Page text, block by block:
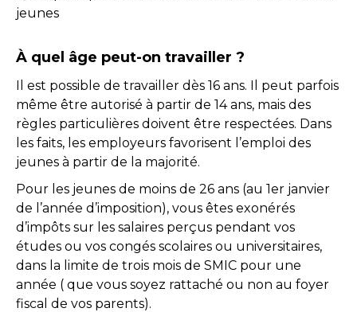
jeunes
À quel âge peut-on travailler ?
Il est possible de travailler dès 16 ans. Il peut parfois
même être autorisé à partir de 14 ans, mais des
règles particulières doivent être respectées. Dans
les faits, les employeurs favorisent l’emploi des
jeunes à partir de la majorité.
Pour les jeunes de moins de 26 ans (au 1er janvier
de l’année d’imposition), vous êtes exonérés
d’impôts sur les salaires perçus pendant vos
études ou vos congés scolaires ou universitaires,
dans la limite de trois mois de SMIC pour une
année ( que vous soyez rattaché ou non au foyer
fiscal de vos parents).